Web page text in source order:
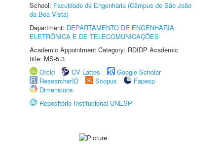
School: Faculdade de Engenharia (Câmpus de São João
da Boa Vista)
Department: DEPARTAMENTO DE ENGENHARIA
ELETRÔNICA E DE TELECOMUNICAÇÕES
Academic Appointment Category: RDIDP Academic
title: MS-5.3
Orcid
CV Lattes
Google Scholar
ResearcherID
Scopus
Fapesp
Dimensions
Repositório Institucional UNESP